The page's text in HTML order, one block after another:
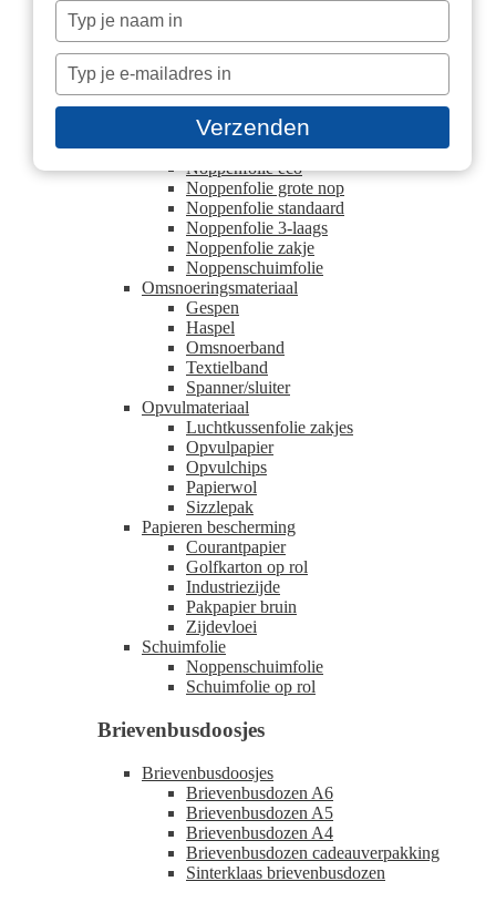
Hoek- en randbescherming
Beschermhoek
U schuimprofielen
Blokpallet platen
Europallet platen
Noppenfolie
Noppenfolie eco
Noppenfolie grote nop
Noppenfolie standaard
Noppenfolie 3-laags
Noppenfolie zakje
Noppenschuimfolie
Omsnoeringsmateriaal
Gespen
Haspel
Omsnoerband
Textielband
Spanner/sluiter
Opvulmateriaal
Luchtkussenfolie zakjes
Opvulpapier
Opvulchips
Papierwol
Sizzlepak
Papieren bescherming
Courantpapier
Golfkarton op rol
Industriezijde
Pakpapier bruin
Zijdevloei
Schuimfolie
Noppenschuimfolie
Schuimfolie op rol
Brievenbusdoosjes
Brievenbusdoosjes
Brievenbusdozen A6
Brievenbusdozen A5
Brievenbusdozen A4
Brievenbusdozen cadeauverpakking
Sinterklaas brievenbusdozen
Typ
je
naam
Typ
je
e-
Verzenden